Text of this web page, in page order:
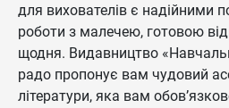
для вихователів є надійними
роботи з малечею, готовою
щодня. Видавництво
радо пропонує вам чудовий
літератури, яка вам